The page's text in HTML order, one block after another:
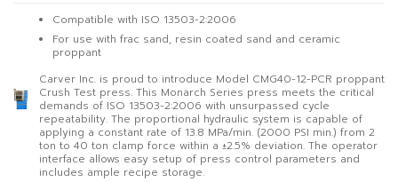
Compatible with ISO 13503-2:2006
For use with frac sand, resin coated sand and ceramic
proppant
Carver Inc. is proud to introduce Model CMG40-12-PCR proppant
Crush Test press. This Monarch Series press meets the critical
demands of ISO 13503-2:2006 with unsurpassed cycle
repeatability. The proportional hydraulic system is capable of
applying a constant rate of 13.8 MPa/min. (2000 PSI min.) from 2
ton to 40 ton clamp force within a ±2.5% deviation. The operator
interface allows easy setup of press control parameters and
includes ample recipe storage.